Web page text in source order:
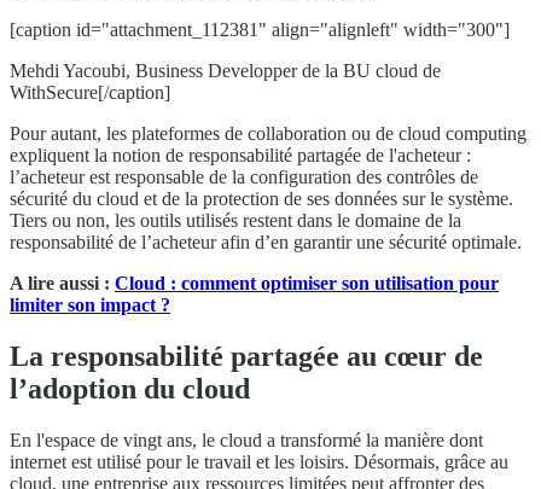
[caption id="attachment_112381" align="alignleft" width="300"]
Mehdi Yacoubi, Business Developper de la BU cloud de
WithSecure[/caption]
Pour autant, les plateformes de collaboration ou de cloud computing
expliquent la notion de responsabilité partagée de l'acheteur :
l’acheteur est responsable de la configuration des contrôles de
sécurité du cloud et de la protection de ses données sur le système.
Tiers ou non, les outils utilisés restent dans le domaine de la
responsabilité de l’acheteur afin d’en garantir une sécurité optimale.
A lire aussi : Cloud : comment optimiser son utilisation pour
limiter son impact ?
La responsabilité partagée au cœur de
l’adoption du cloud
En l'espace de vingt ans, le cloud a transformé la manière dont
internet est utilisé pour le travail et les loisirs. Désormais, grâce au
cloud, une entreprise aux ressources limitées peut affronter des